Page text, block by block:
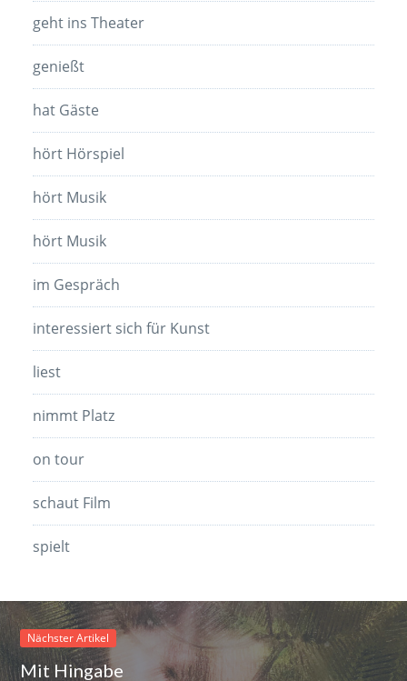
geht ins Theater
genießt
hat Gäste
hört Hörspiel
hört Musik
hört Musik
im Gespräch
interessiert sich für Kunst
liest
nimmt Platz
on tour
schaut Film
spielt
Nächster Artikel
Mit Hingabe